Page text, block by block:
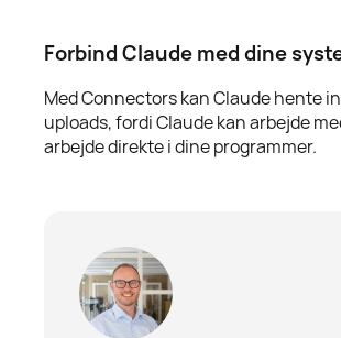
Forbind Claude med dine
Med Connectors kan Claude hente
uploads, fordi Claude kan arbejde
arbejde direkte i dine programmer.